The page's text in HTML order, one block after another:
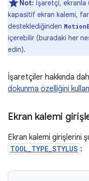
Not: İşaretçi, ekranla
kapasitif ekran kalemi,
desteklediğinden
içerebilir (buradaki her
edin).
İşaretçiler hakkında
dokunma özelliğini
Ekran kalemi
Ekran kalemi girişlerini
TOOL_TYPE_STYLUS :